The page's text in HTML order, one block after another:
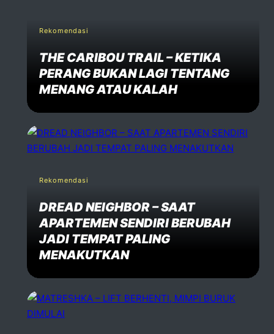
Rekomendasi
THE CARIBOU TRAIL – KETIKA
PERANG BUKAN LAGI TENTANG
MENANG ATAU KALAH
Rekomendasi
DREAD NEIGHBOR – SAAT
APARTEMEN SENDIRI BERUBAH
JADI TEMPAT PALING
MENAKUTKAN